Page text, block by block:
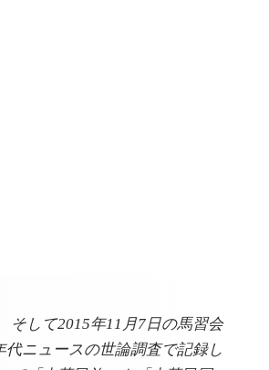
そして2015年11月7日の馬習会
ニュースの世論調査で記録し